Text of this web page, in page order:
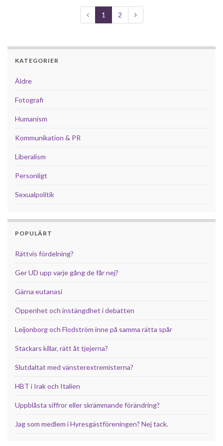
1 2
KATEGORIER
Äldre
Fotografi
Humanism
Kommunikation & PR
Liberalism
Personligt
Sexualpolitik
POPULÄRT
Rättvis fördelning?
Ger UD upp varje gång de får nej?
Gärna eutanasi
Öppenhet och instängdhet i debatten
Leijonborg och Flodström inne på samma rätta spår
Stackars killar, rätt åt tjejerna?
Slutdaltat med vänsterextremisterna?
HBT i Irak och Italien
Uppblåsta siffror eller skrämmande förändring?
Jag som medlem i Hyresgästföreningen? Nej tack.